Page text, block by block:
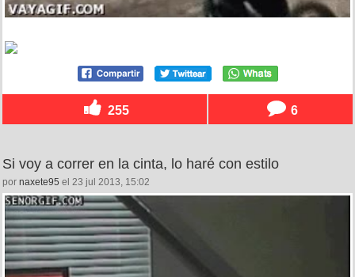
255 6
Si voy a correr en la cinta, lo haré con estilo
por naxete95 el 23 jul 2013, 15:02